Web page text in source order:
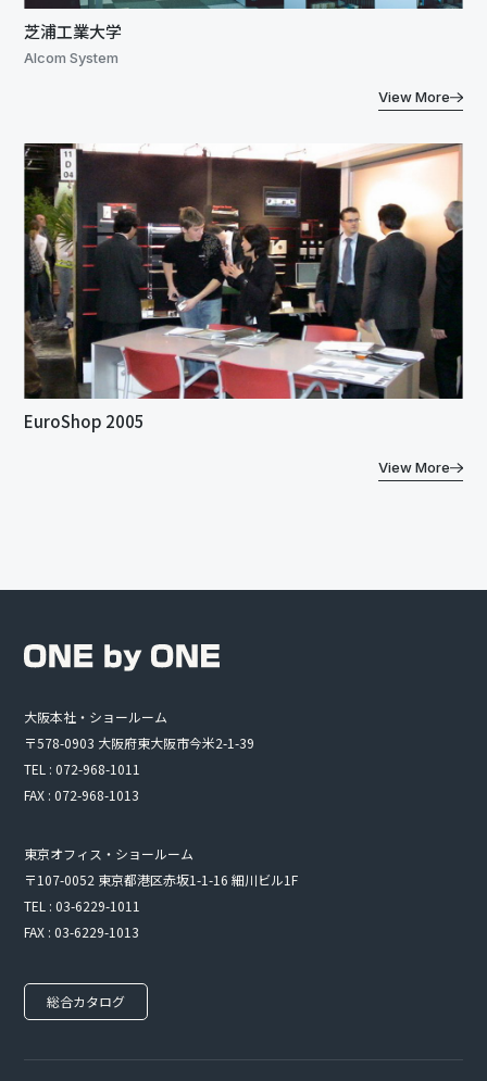
芝浦工業大学
Alcom System
View More
EuroShop 2005
View More
大阪本社・ショールーム
〒578-0903 大阪府東大阪市今米2-1-39
TEL : 072-968-1011
FAX : 072-968-1013
東京オフィス・ショールーム
〒107-0052 東京都港区赤坂1-1-16 細川ビル1F
TEL : 03-6229-1011
FAX : 03-6229-1013
総合カタログ